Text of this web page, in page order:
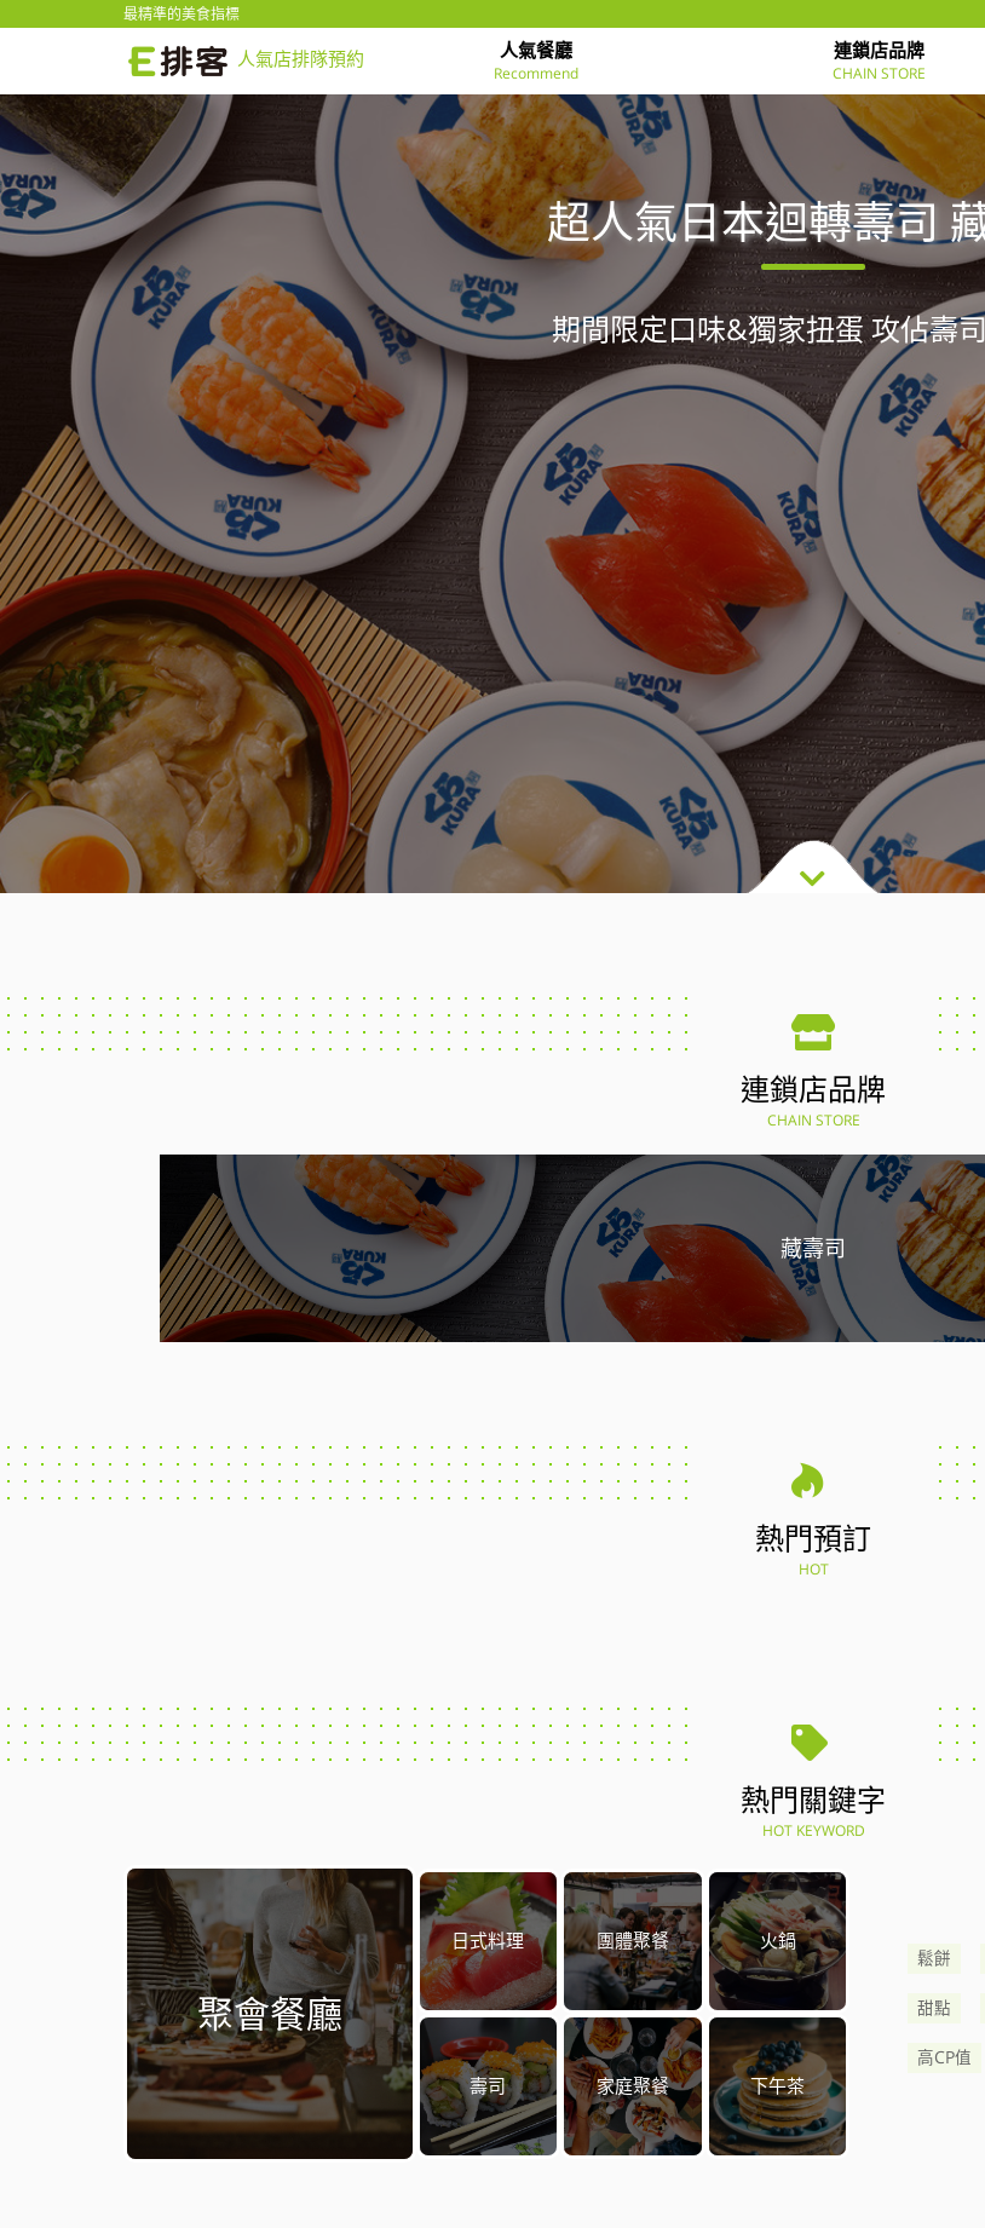
最精準的美食指標
人氣店排隊預約 人氣餐廳
Recommend
連鎖店品牌
CHAIN STORE
超人氣日本迴轉壽司
期間限定口味&獨家扭蛋 攻佔壽
連鎖店品牌
CHAIN STORE
藏壽司
熱門預訂
HOT
熱門關鍵字
HOT KEYWORD
聚會餐廳
日式料理 團體聚餐 火鍋
壽司 家庭聚餐 下午茶
鬆餅
甜點
高CP值